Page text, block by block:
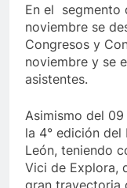
En el segmento
noviembre se
Congresos y
noviembre y se
asistentes.
Asimismo del
la 4° edición del
León, teniendo
Vici de Explora,
gran trayectoria